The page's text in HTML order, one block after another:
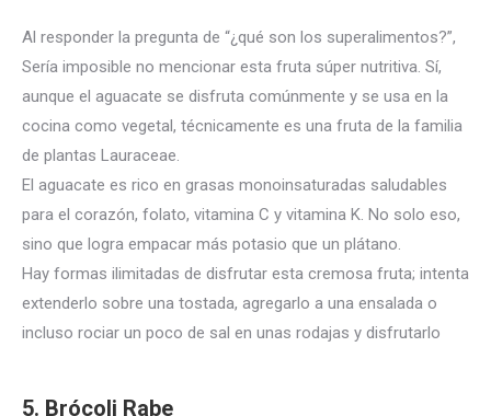
Al responder la pregunta de “¿qué son los superalimentos?”,
Sería imposible no mencionar esta fruta súper nutritiva. Sí,
aunque el aguacate se disfruta comúnmente y se usa en la
cocina como vegetal, técnicamente es una fruta de la familia
de plantas Lauraceae.
El aguacate es rico en grasas monoinsaturadas saludables
para el corazón, folato, vitamina C y vitamina K. No solo eso,
sino que logra empacar más potasio que un plátano.
Hay formas ilimitadas de disfrutar esta cremosa fruta; intenta
extenderlo sobre una tostada, agregarlo a una ensalada o
incluso rociar un poco de sal en unas rodajas y disfrutarlo
5. Brócoli Rabe